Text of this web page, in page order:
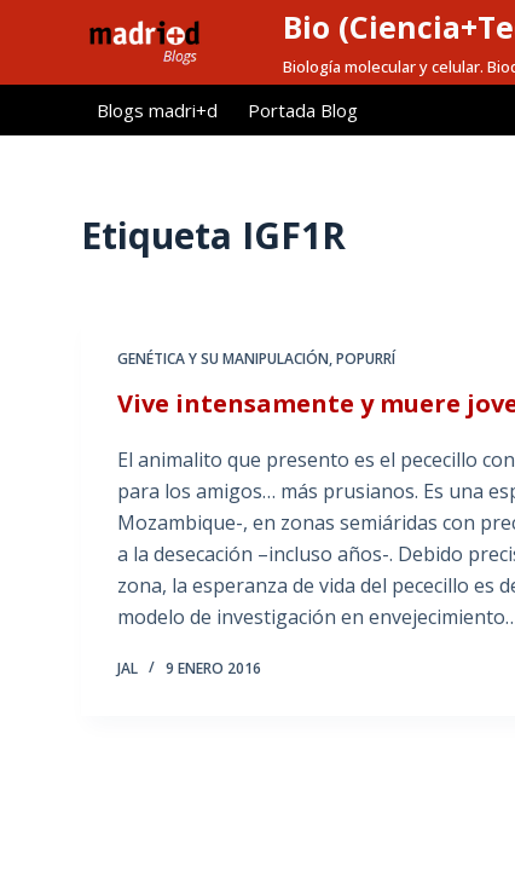
l
Bio
Biología molecular y celular.
Blogs madri+d Portada Blog
Etiqueta IGF1R
GENÉTICA Y SU MANIPULACIÓN,POPURRÍ
Vive intensamente y muere
El animalito que presento es el pececillo
para los amigos… más prusianos. Es una
Mozambique-, en zonas semiáridas con
a la desecación –incluso años-. Debido
zona, la esperanza de vida del pececillo es
modelo de investigación en
JAL 9 ENERO 2016